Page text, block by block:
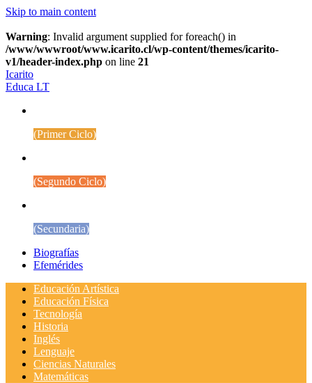
Skip to main content
Warning: Invalid argument supplied for foreach() in
/www/wwwroot/www.icarito.cl/wp-content/themes/icarito-
v1/header-index.php on line 21
Icarito
Educa LT
(Primer Ciclo)
(Segundo Ciclo)
(Secundaria)
Biografías
Efemérides
Educación Artística
Educación Física
Tecnología
Historia
Inglés
Lenguaje
Ciencias Naturales
Matemáticas